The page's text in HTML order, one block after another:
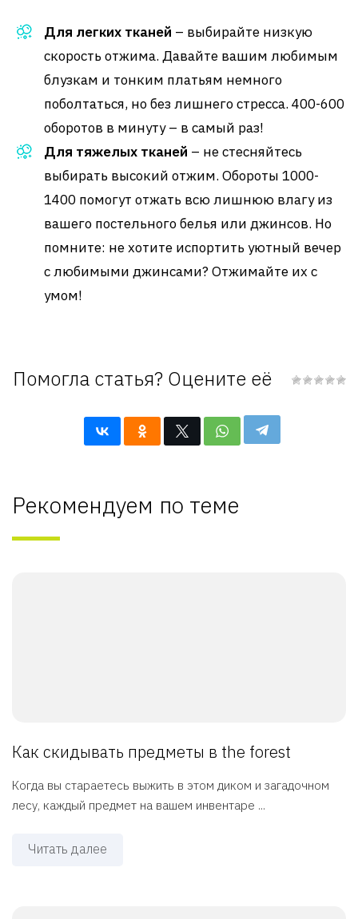
Для легких тканей – выбирайте низкую
скорость отжима. Давайте вашим любимым
блузкам и тонким платьям немного
поболтаться, но без лишнего стресса. 400-600
оборотов в минуту – в самый раз!
Для тяжелых тканей – не стесняйтесь
выбирать высокий отжим. Обороты 1000-
1400 помогут отжать всю лишнюю влагу из
вашего постельного белья или джинсов. Но
помните: не хотите испортить уютный вечер
с любимыми джинсами? Отжимайте их с
умом!
Помогла статья? Оцените её
Рекомендуем по теме
Как скидывать предметы в the forest
Когда вы стараетесь выжить в этом диком и загадочном
лесу, каждый предмет на вашем инвентаре ...
Читать далее